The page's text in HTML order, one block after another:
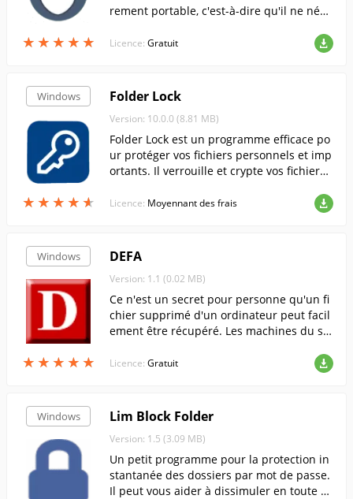
★ ★ ★ ★ ★
★ ★ ★ ★ ★
rement portable, c'est-à-dire qu'il ne néce
e l'utiliser sur une clé USB.
Licence: Gratuit
Windows
★ ★ ★ ★ ★
★ ★ ★ ★ ★
Folder Lock
Version: 10.0.0 (8.81 MB)
Folder Lock est un programme efficace po
ur protéger vos fichiers personnels et imp
ortants. Il verrouille et crypte vos fichiers
tique de vos fichiers sur le "cloud". Il vous
permet également de protéger les clés US
Licence: Moyennant des frais
Windows
★ ★ ★ ★ ★
★ ★ ★ ★ ★
DEFA
Version: 1.1 (0.02 MB)
Ce n'est un secret pour personne qu'un fi
chier supprimé d'un ordinateur peut facil
ement être récupéré. Les machines du se
sent simplement la magnétisation résidue
lle des galettes du disque dur. Alors, com
Licence: Gratuit
Windows Lim Block Folder
Version: 1.5 (3.09 MB)
Un petit programme pour la protection in
stantanée des dossiers par mot de passe.
Il peut vous aider à dissimuler en toute sé